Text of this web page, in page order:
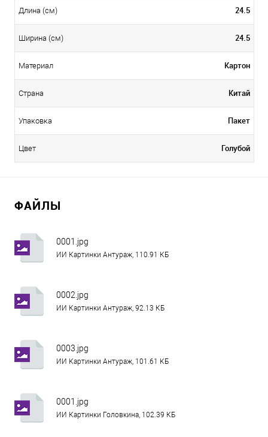
Длина (см) 24.5
Ширина (см) 24.5
Материал Картон
Страна Китай
Упаковка Пакет
Цвет Голубой
ФАЙЛЫ
0001.jpg
ИИ Картинки Антураж, 110.91 КБ
0002.jpg
ИИ Картинки Антураж, 92.13 КБ
0003.jpg
ИИ Картинки Антураж, 101.61 КБ
0001.jpg
ИИ Картинки Головкина, 102.39 КБ